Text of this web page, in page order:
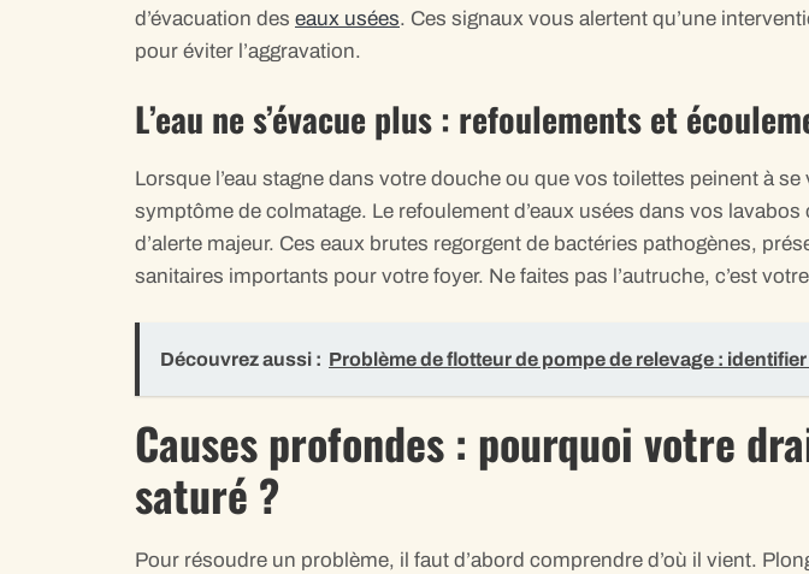
d’évacuation des eaux usées. Ces signaux vous alertent qu’une
pour éviter l’aggravation.
L’eau ne s’évacue plus : refoulements et
Lorsque l’eau stagne dans votre douche ou que vos toilettes peinent à se
symptôme de colmatage. Le refoulement d’eaux usées dans vos
d’alerte majeur. Ces eaux brutes regorgent de bactéries pathogènes,
sanitaires importants pour votre foyer. Ne faites pas l’autruche, c’est
Découvrez aussi : Problème de flotteur de pompe de relevage :
Causes profondes : pourquoi votre
saturé ?
Pour résoudre un problème, il faut d’abord comprendre d’où il vient.